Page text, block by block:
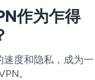
作为乍得
度和隐私，成为一
。